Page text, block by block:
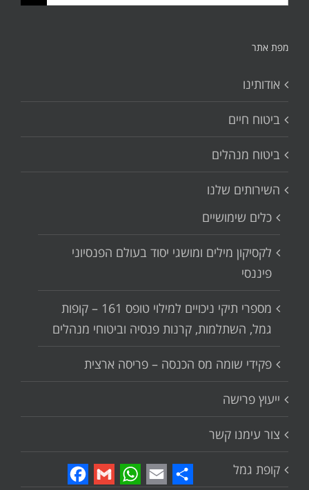
החיפוש
מפת אתר
אודותינו
ביטוח חיים
ביטוח מנהלים
השירותים שלנו
כלים שימושיים
לקסיקון מילים ומושגי יסוד בעולם הפנסיוני
פיננסי
מספרי תיקי ניכויים למילוי טופס 161 – קופות
גמל, השתלמות, קרנות פנסיה וביטוחי מנהלים
פקידי שומה מס הכנסה – פריסה ארצית
ייעוץ פרישה
צור עימנו קשר
קופת גמל FacebookGmail
WhatsAppEmailShare